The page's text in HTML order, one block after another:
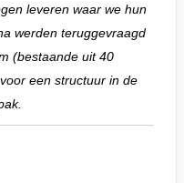
leveren waar we hun
werden teruggevraagd
(bestaande uit 40
een structuur in de